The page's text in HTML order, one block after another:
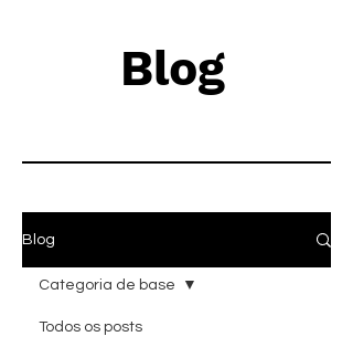
Blog
Blog
Todos os posts
Categoria de base